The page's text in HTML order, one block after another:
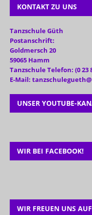
KONTAKT ZU UNS
Tanzschule Güth
Postanschrift:
Goldmersch 20
59065 Hamm
Tanzschule Telefon: (0 23
E-Mail:
UNSER YOUTUBE-
WIR BEI FACEBOOK!
WIR FREUEN UNS